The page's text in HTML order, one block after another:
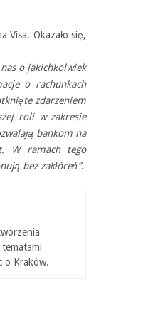
Visa. Okazało się,
o jakichkolwiek
o rachunkach
zdarzeniem
roli w zakresie
bankom na
W ramach tego
bez zakłóceń”.
o Kraków.